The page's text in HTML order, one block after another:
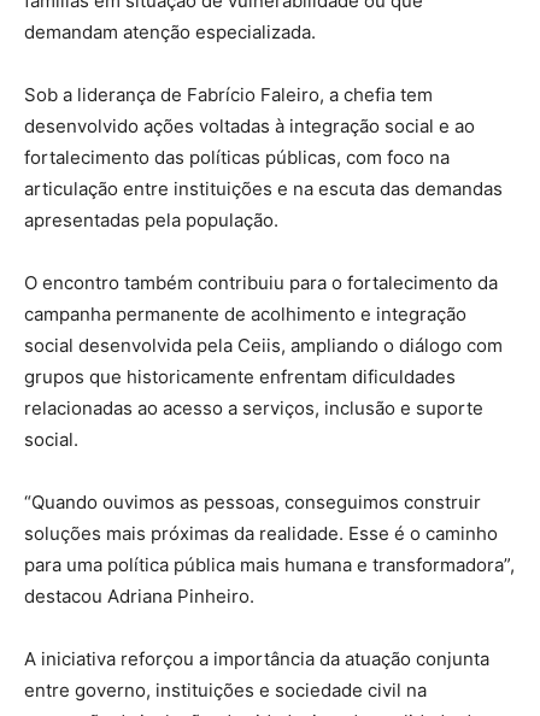
demandam atenção especializada.
Sob a liderança de Fabrício Faleiro, a chefia tem
desenvolvido ações voltadas à integração social e ao
fortalecimento das políticas públicas, com foco na
articulação entre instituições e na escuta das demandas
apresentadas pela população.
O encontro também contribuiu para o fortalecimento da
campanha permanente de acolhimento e integração
social desenvolvida pela Ceiis, ampliando o diálogo com
grupos que historicamente enfrentam dificuldades
relacionadas ao acesso a serviços, inclusão e suporte
social.
“Quando ouvimos as pessoas, conseguimos construir
soluções mais próximas da realidade. Esse é o caminho
para uma política pública mais humana e transformadora”,
destacou Adriana Pinheiro.
A iniciativa reforçou a importância da atuação conjunta
entre governo, instituições e sociedade civil na